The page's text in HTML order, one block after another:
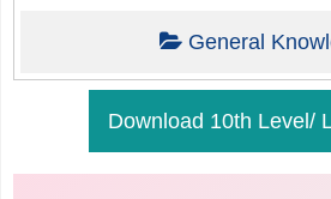
General
Download 10th Level/